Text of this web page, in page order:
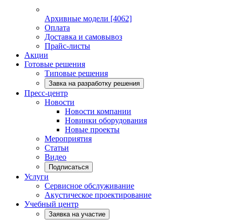
Архивные модели [4062]
Оплата
Доставка и самовывоз
Прайс-листы
Акции
Готовые решения
Типовые решения
Завка на разработку решения
Пресс-центр
Новости
Новости компании
Новинки оборудования
Новые проекты
Мероприятия
Статьи
Видео
Подписаться
Услуги
Сервисное обслуживание
Акустическое проектирование
Учебный центр
Заявка на участие